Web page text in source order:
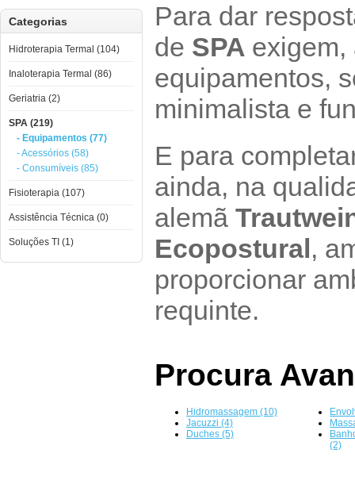
Categorias
Hidroterapia Termal (104)
Inaloterapia Termal (86)
Geriatria (2)
SPA (219)
- Equipamentos (77)
- Acessórios (58)
- Consumíveis (85)
Fisioterapia (107)
Assistência Técnica (0)
Soluções TI (1)
Para dar
de SPA
equipamentos,
minimalista e
E para
ainda, na
alemã
Ecopostural,
proporcionar
requinte.
Procura
Hidromassagem (10)
Jacuzzi (4)
Duches (5)
(2)